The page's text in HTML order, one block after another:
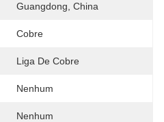
Guangdong, China
Cobre
Liga De Cobre
Nenhum
Nenhum